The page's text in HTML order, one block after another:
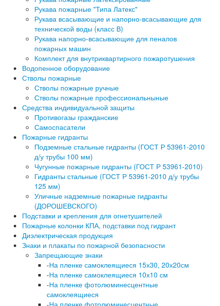
Рукава пожарные "Типа Латекс"
Рукава всасывающие и напорно-всасывающие для
технической воды (класс В)
Рукава напорно-всасывающие для пеналов
пожарных машин
Комплект для внутриквартирного пожаротушения
Водопенное оборудование
Стволы пожарные
Стволы пожарные ручные
Стволы пожарные профессиональныные
Средства индивидуальной защиты
Противогазы гражданские
Самоспасатели
Пожарные гидранты
Подземные стальные гидранты (ГОСТ Р 53961-2010
д/у трубы 100 мм)
Чугунные пожарные гидранты (ГОСТ Р 53961-2010)
Гидранты стальные (ГОСТ Р 53961-2010 д/у трубы
125 мм)
Уличные надземные пожарные гидранты
(ДОРОШЕВСКОГО)
Подставки и крепления для огнетушителей
Пожарные колонки КПА, подставки под гидрант
Диэлектрическая продукция
Знаки и плакаты по пожарной безопасности
Запрещающие знаки
-На пленке самоклеящиеся 15х30, 20х20см
-На пленке самоклеящиеся 10х10 см
-На пленке фотолюминесцентные
самоклеящиеся